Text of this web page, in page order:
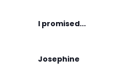
I promised...
Josephine